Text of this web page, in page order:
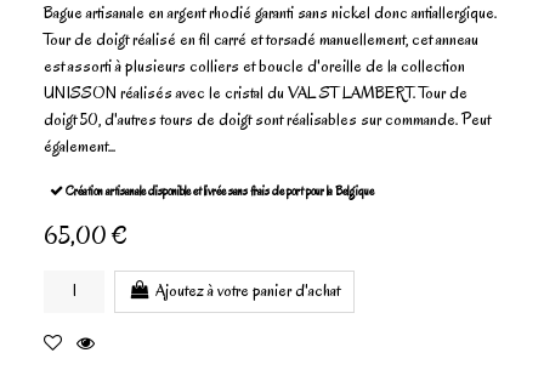
Bague artisanale en argent rhodié garanti sans nickel donc antiallergique.
Tour de doigt réalisé en fil carré et torsadé manuellement, cet anneau
est assorti à plusieurs colliers et boucle d'oreille de la collection
UNISSON réalisés avec le cristal du VAL ST LAMBERT. Tour de
doigt 50, d'autres tours de doigt sont réalisables sur commande. Peut
également...
Création artisanale disponible et livrée sans frais de port pour la Belgique
65,00 €
Ajoutez à votre panier d'achat